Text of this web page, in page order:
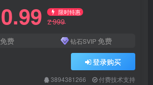
0.99 限时特惠
Z999
免费 钻石SVIP 免费
登录购买
3894381266 付费技术支持